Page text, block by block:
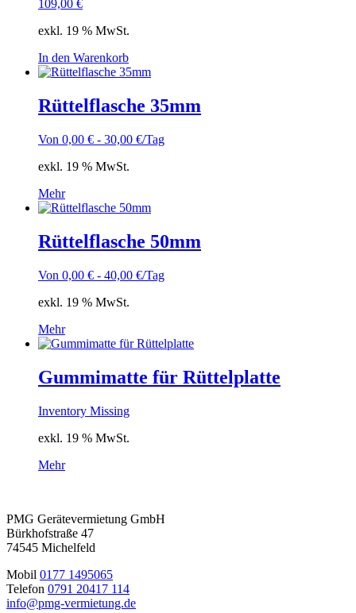
109,00 €
exkl. 19 % MwSt.
In den Warenkorb
Rüttelflasche 35mm
Von 0,00 € - 30,00 €/Tag
exkl. 19 % MwSt.
Mehr
Rüttelflasche 50mm
Von 0,00 € - 40,00 €/Tag
exkl. 19 % MwSt.
Mehr
Gummimatte für Rüttelplatte
Inventory Missing
exkl. 19 % MwSt.
Mehr
PMG Gerätevermietung GmbH
Bürkhofstraße 47
74545 Michelfeld
Mobil 0177 1495065
Telefon 0791 20417 114
info@pmg-vermietung.de